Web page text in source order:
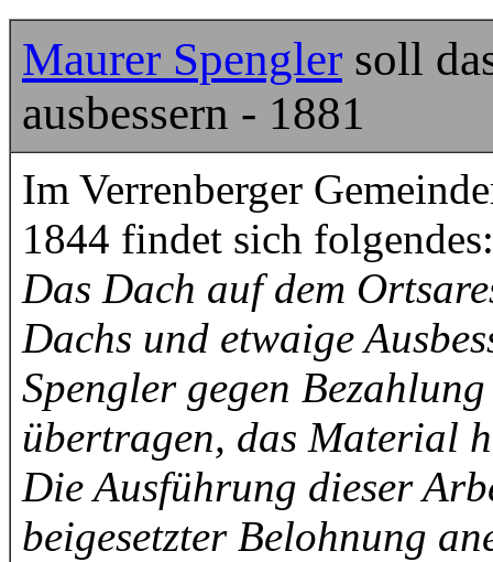
Maurer Spengler soll
ausbessern - 1881
Im Verrenberger
1844 findet sich folgendes:
Das Dach auf dem
Dachs und etwaige
Spengler gegen
übertragen, das Material
Die Ausführung dieser
beigesetzter Belohnung